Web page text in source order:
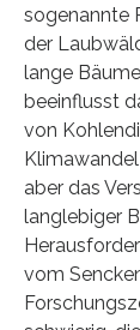
sogenannte
der
lange
beeinflusst
von
aber das
langlebiger
vom